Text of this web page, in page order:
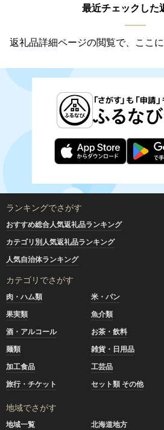
最近チェックした
返礼品詳細ページの閲覧で、ここ
ランキングでさがす
おすすめ総合人気返礼品ランキング
カテゴリ別人気返礼品ランキング
人気自治体ランキング
カテゴリでさがす
肉・ハム類 米・パン
果実類
魚介類
酒・アルコール
お茶・飲料
麺類
雑貨・日用品
加工食品
工芸品
旅行・チケット
セット類 その他
地域でさがす
地域一覧 北海道地方